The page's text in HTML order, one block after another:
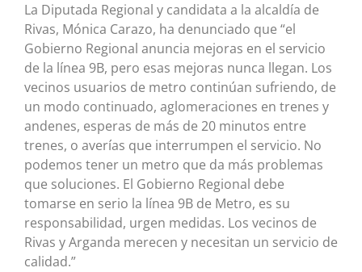
La Diputada Regional y candidata a la alcaldía de
Rivas, Mónica Carazo, ha denunciado que “el
Gobierno Regional anuncia mejoras en el servicio
de la línea 9B, pero esas mejoras nunca llegan. Los
vecinos usuarios de metro continúan sufriendo, de
un modo continuado, aglomeraciones en trenes y
andenes, esperas de más de 20 minutos entre
trenes, o averías que interrumpen el servicio. No
podemos tener un metro que da más problemas
que soluciones. El Gobierno Regional debe
tomarse en serio la línea 9B de Metro, es su
responsabilidad, urgen medidas. Los vecinos de
Rivas y Arganda merecen y necesitan un servicio de
calidad.”